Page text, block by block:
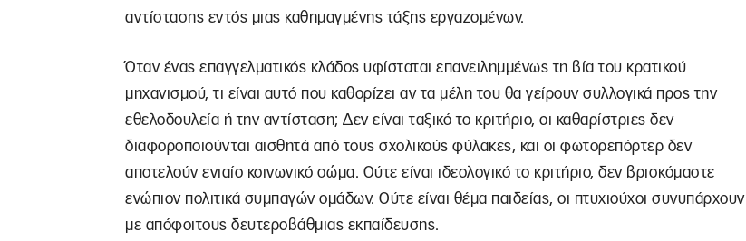
αντίστασης εντός μιας καθημαγμένης τάξης εργαζομένων.
Όταν ένας επαγγελματικός κλάδος υφίσταται επανειλημμένως τη βία του κρατικού
μηχανισμού, τι είναι αυτό που καθορίζει αν τα μέλη του θα γείρουν συλλογικά προς την
εθελοδουλεία ή την αντίσταση; Δεν είναι ταξικό το κριτήριο, οι καθαρίστριες δεν
διαφοροποιούνται αισθητά από τους σχολικούς φύλακες, και οι φωτορεπόρτερ δεν
αποτελούν ενιαίο κοινωνικό σώμα. Ούτε είναι ιδεολογικό το κριτήριο, δεν βρισκόμαστε
ενώπιον πολιτικά συμπαγών ομάδων. Ούτε είναι θέμα παιδείας, οι πτυχιούχοι συνυπάρχουν
με απόφοιτους δευτεροβάθμιας εκπαίδευσης.